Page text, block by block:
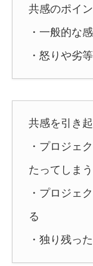
共感のポイ
・一般的な
・怒りや劣
共感を引き
・プロジェ
たってしまう
・プロジェ
る
・独り残っ